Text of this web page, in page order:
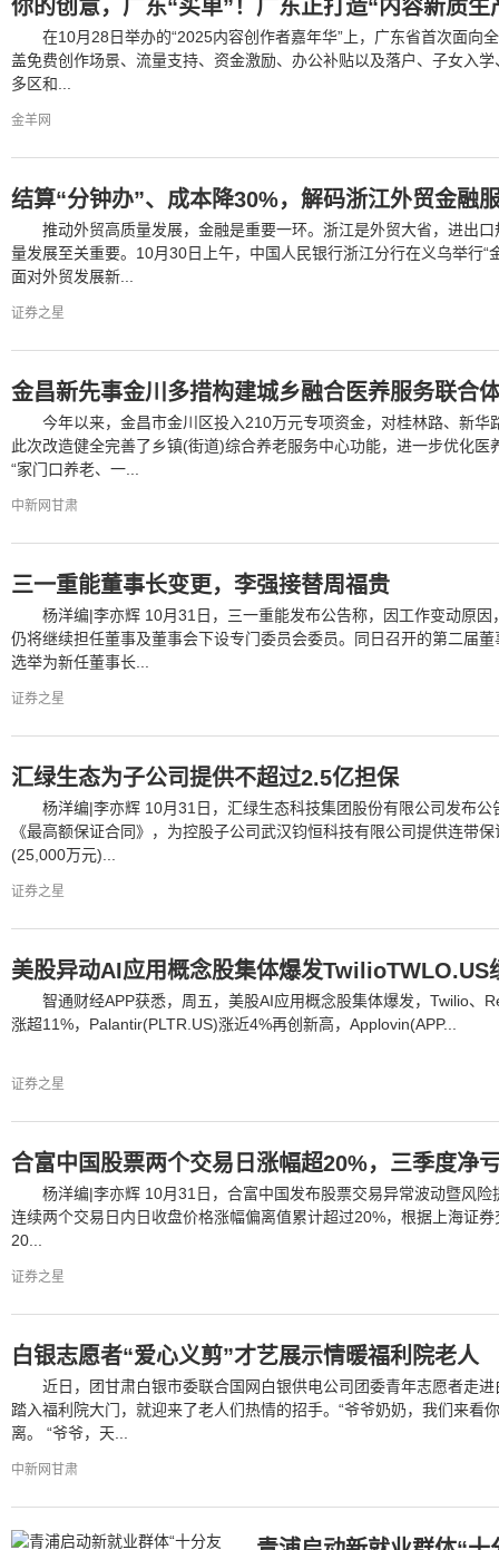
你的创意，广东“买单”！广东正打造“内容新质生
在10月28日举办的“2025内容创作者嘉年华”上，广东省首次面向
盖免费创作场景、流量支持、资金激励、办公补贴以及落户、子女入
多区和...
金羊网
结算“分钟办”、成本降30%，解码浙江外贸金融
推动外贸高质量发展，金融是重要一环。浙江是外贸大省，进出
量发展至关重要。10月30日上午，中国人民银行浙江分行在义乌举行
面对外贸发展新...
证券之星
金昌新先事金川多措构建城乡融合医养服务联合
今年以来，金昌市金川区投入210万元专项资金，对桂林路、新
此次改造健全完善了乡镇(街道)综合养老服务中心功能，进一步优化
“家门口养老、一...
中新网甘肃
三一重能董事长变更，李强接替周福贵
杨洋编|李亦辉 10月31日，三一重能发布公告称，因工作变动原
仍将继续担任董事及董事会下设专门委员会委员。同日召开的第二届
选举为新任董事长...
证券之星
汇绿生态为子公司提供不超过2.5亿担保
杨洋编|李亦辉 10月31日，汇绿生态科技集团股份有限公司发布
《最高额保证合同》，为控股子公司武汉钧恒科技有限公司提供连带
(25,000万元)...
证券之星
美股异动AI应用概念股集体爆发TwilioTWLO.US
智通财经APP获悉，周五，美股AI应用概念股集体爆发，Twilio、
涨超11%，Palantir(PLTR.US)涨近4%再创新高，Applovin(APP...
证券之星
合富中国股票两个交易日涨幅超20%，三季度净
杨洋编|李亦辉 10月31日，合富中国发布股票交易异常波动暨风
连续两个交易日内日收盘价格涨幅偏离值累计超过20%，根据上海证
20...
证券之星
白银志愿者“爱心义剪”才艺展示情暖福利院老人
近日，团甘肃白银市委联合国网白银供电公司团委青年志愿者走
踏入福利院大门，就迎来了老人们热情的招手。“爷爷奶奶，我们来看
离。 “爷爷，天...
中新网甘肃